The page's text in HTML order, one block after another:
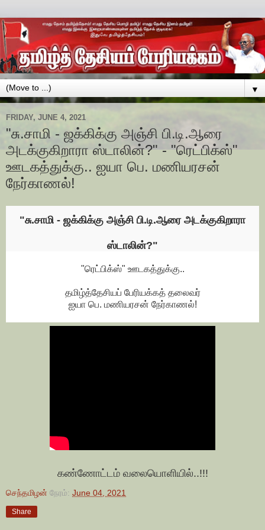
▼
FRIDAY, JUNE 4, 2021
"சு.சாமி - ஜக்கிக்கு அஞ்சி பி.டி.ஆரை
அடக்குகிறாரா ஸ்டாலின்?" - "ரெட்பிக்ஸ்"
ஊடகத்துக்கு.. ஐயா பெ. மணியரசன்
நேர்காணல்!
"சு.சாமி - ஜக்கிக்கு அஞ்சி பி.டி.ஆரை அடக்குகிறாரா
ஸ்டாலின்?"
"ரெட்பிக்ஸ்" ஊடகத்துக்கு..
தமிழ்த்தேசியப் பேரியக்கத் தலைவர்
ஐயா பெ. மணியரசன் நேர்காணல்!
கண்ணோட்டம் வலையொளியில்..!!!
செந்தமிழன் நேரம்: June 04, 2021
Share